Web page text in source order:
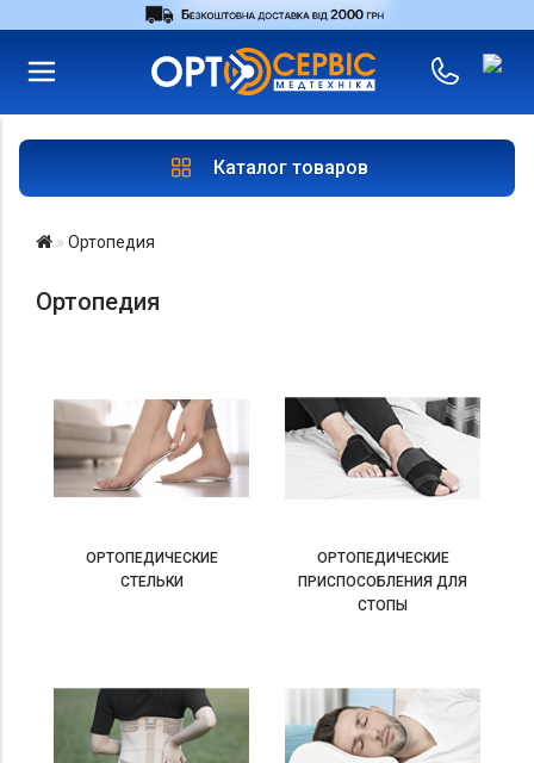
Магазины
UA Войти
Каталог товаров
Ортопедия
Ортопедия
ОРТОПЕДИЧЕСКИЕ
СТЕЛЬКИ
ОРТОПЕДИЧЕСКИЕ
ПРИСПОСОБЛЕНИЯ ДЛЯ
СТОПЫ